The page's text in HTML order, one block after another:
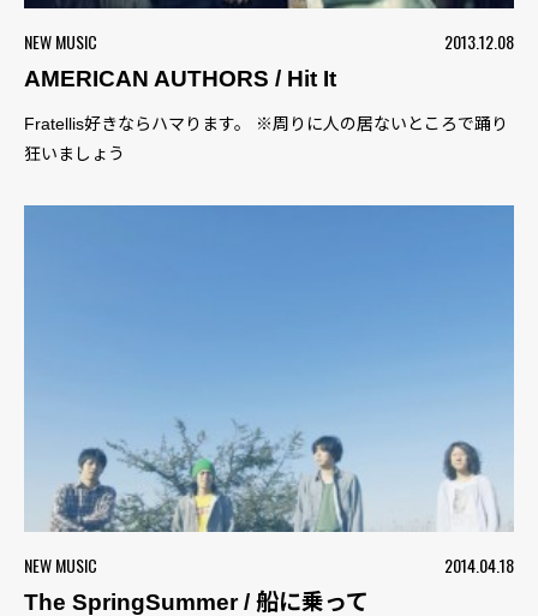
NEW MUSIC
2013.12.08
AMERICAN AUTHORS / Hit It
Fratellis好きならハマります。 ※周りに人の居ないところで踊り
狂いましょう
NEW MUSIC
2014.04.18
The SpringSummer / 船に乗って